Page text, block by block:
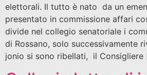
elettorali. Il tutto è nato da un
presentato in commissione affari
divide nel collegio senatoriale i
di Rossano, solo successivamente
jonio si sono ribellati, il Consigliere